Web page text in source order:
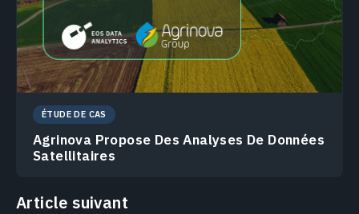
ÉTUDE DE CAS
Agrinova Propose Des Analyses De Données
Satellitaires
Article suivant